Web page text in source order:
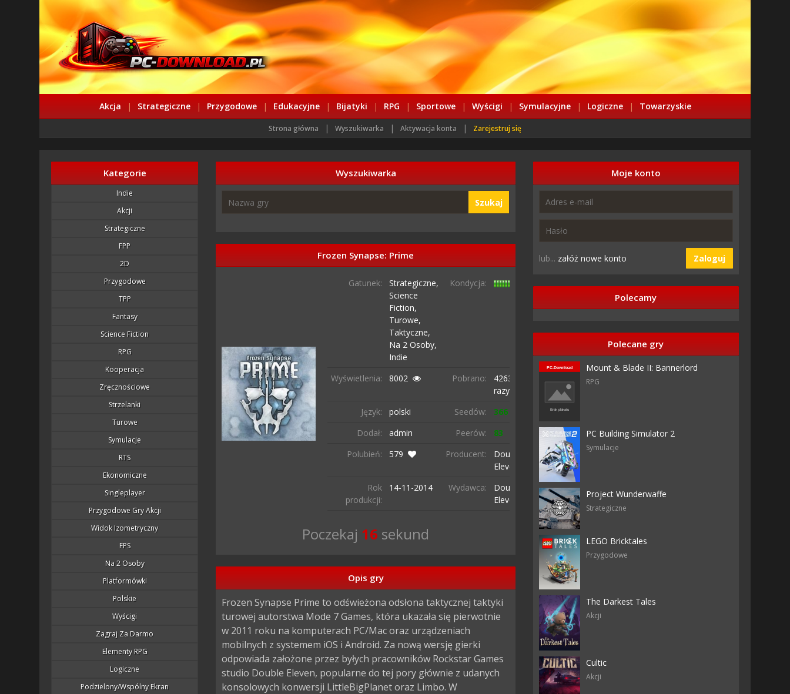
Akcja | Strategiczne | Przygodowe | Edukacyjne | Bijatyki | RPG | Sportowe | Wyścigi | Symulacyjne | Logiczne | Towarzyskie
Strona główna | Wyszukiwarka | Aktywacja konta | Zarejestruj się
Kategorie
Indie
Akcji
Strategiczne
FPP
2D
Przygodowe
TPP
Fantasy
Science Fiction
RPG
Kooperacja
Zręcznościowe
Strzelanki
Turowe
Symulacje
RTS
Ekonomiczne
Singleplayer
Przygodowe Gry Akcji
Widok Izometryczny
FPS
Na 2 Osoby
Platformówki
Polskie
Wyścigi
Zagraj Za Darmo
Elementy RPG
Logiczne
Podzielony/wspólny Ekran
Wyszukiwarka
Szukaj
Frozen Synapse: Prime
Gatunek:
Strategiczne,
Science
Fiction,
Turowe,
Taktyczne,
Na 2 Osoby,
Indie
Kondycja:
Wyświetlenia: 8002 Pobrano:
4263
razy
Język:
polski Seedów:
366
Dodał:
admin Peerów:
83
Polubień:
579 Producent:
Double
Eleven
Rok
produkcji:
14-11-2014 Wydawca:
Double
Eleven
Poczekaj 14 sekund
Opis gry
Frozen Synapse Prime to odświeżona odsłona taktycznej taktyki
turowej autorstwa Mode 7 Games, która ukazała się pierwotnie
w 2011 roku na komputerach PC/Mac oraz urządzeniach
mobilnych z systemem iOS i Android. Za nową wersję gierki
odpowiada założone przez byłych pracowników Rockstar Games
studio Double Eleven, popularne do tej pory głównie z udanych
konsolowych konwersji LittleBigPlanet oraz Limbo. W
Moje konto
lub... załóż nowe konto Zaloguj
Polecamy
Polecane gry
Mount & Blade II: Bannerlord
RPG
PC Building Simulator 2
Symulacje
Project Wunderwaffe
Strategiczne
LEGO Bricktales
Przygodowe
The Darkest Tales
Akcji
Cultic
Akcji